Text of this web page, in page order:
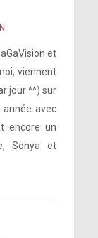
et
viennent
jour ^^) sur
année avec
encore un
Sonya et